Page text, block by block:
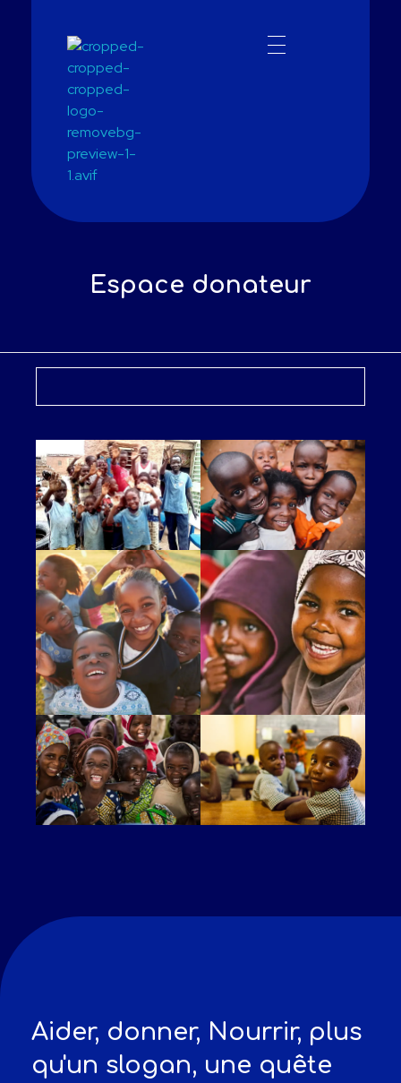
Espace donateur
Aider, donner, Nourrir, plus
qu'un slogan, une quête